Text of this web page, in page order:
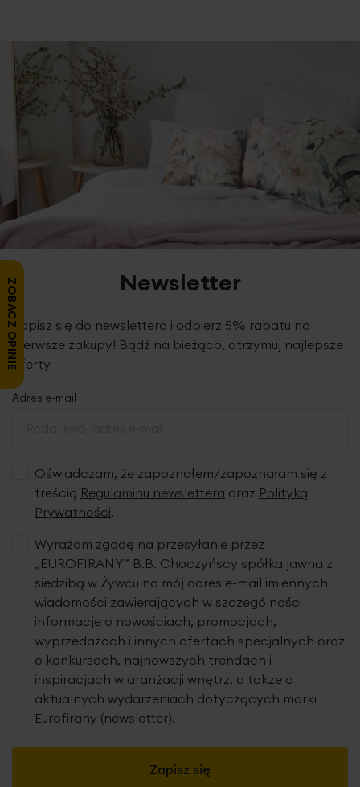
Newsletter
Zapisz się do newslettera i odbierz 5% rabatu na
pierwsze zakupy! Bądź na bieżąco, otrzymuj najlepsze
oferty
Adres e-mail
Oświadczam, że zapoznałem/zapoznałam się z
treścią Regulaminu newslettera oraz Polityką
Prywatności.
Zapisz się
Wyrażam zgodę na przesyłanie przez
„EUROFIRANY” B.B. Choczyńscy spółka jawna z
siedzibą w Żywcu na mój adres e-mail imiennych
wiadomości zawierających w szczególności
informacje o nowościach, promocjach,
wyprzedażach i innych ofertach specjalnych oraz
o konkursach, najnowszych trendach i
inspiracjach w aranżacji wnętrz, a także o
aktualnych wydarzeniach dotyczących marki
Eurofirany (newsletter).
ZOBACZ OPINIE